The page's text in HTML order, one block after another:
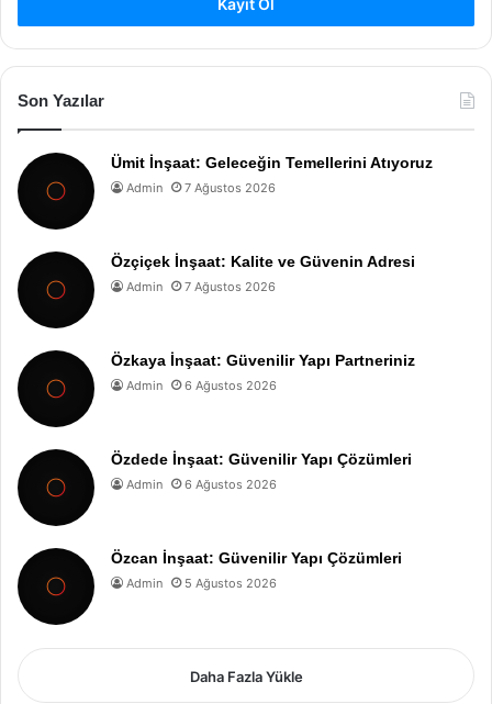
Son Yazılar
Ümit İnşaat: Geleceğin Temellerini Atıyoruz
Admin 7 Ağustos 2026
Özçiçek İnşaat: Kalite ve Güvenin Adresi
Admin 7 Ağustos 2026
Özkaya İnşaat: Güvenilir Yapı Partneriniz
Admin 6 Ağustos 2026
Özdede İnşaat: Güvenilir Yapı Çözümleri
Admin 6 Ağustos 2026
Özcan İnşaat: Güvenilir Yapı Çözümleri
Admin 5 Ağustos 2026
Daha Fazla Yükle